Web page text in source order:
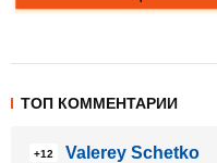
ТОП КОММЕНТАРИИ
+12
Valerey Schetko